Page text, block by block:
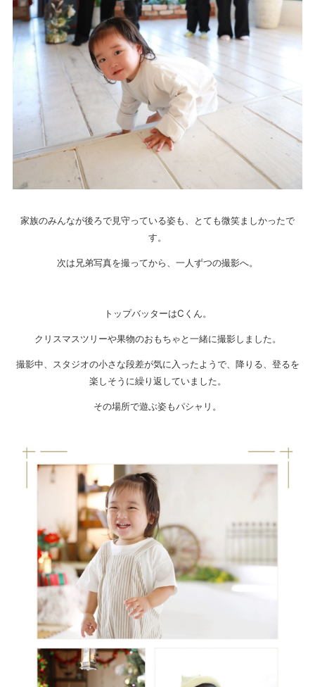
家族のみんなが後ろで見守っている姿も、とても微笑ましかったで
す。
次は兄弟写真を撮ってから、一人ずつの撮影へ。
トップバッターはCくん。
クリスマスツリーや果物のおもちゃと一緒に撮影しました。
撮影中、スタジオの小さな段差が気に入ったようで、降りる、登るを
楽しそうに繰り返していました。
その場所で遊ぶ姿もパシャリ。